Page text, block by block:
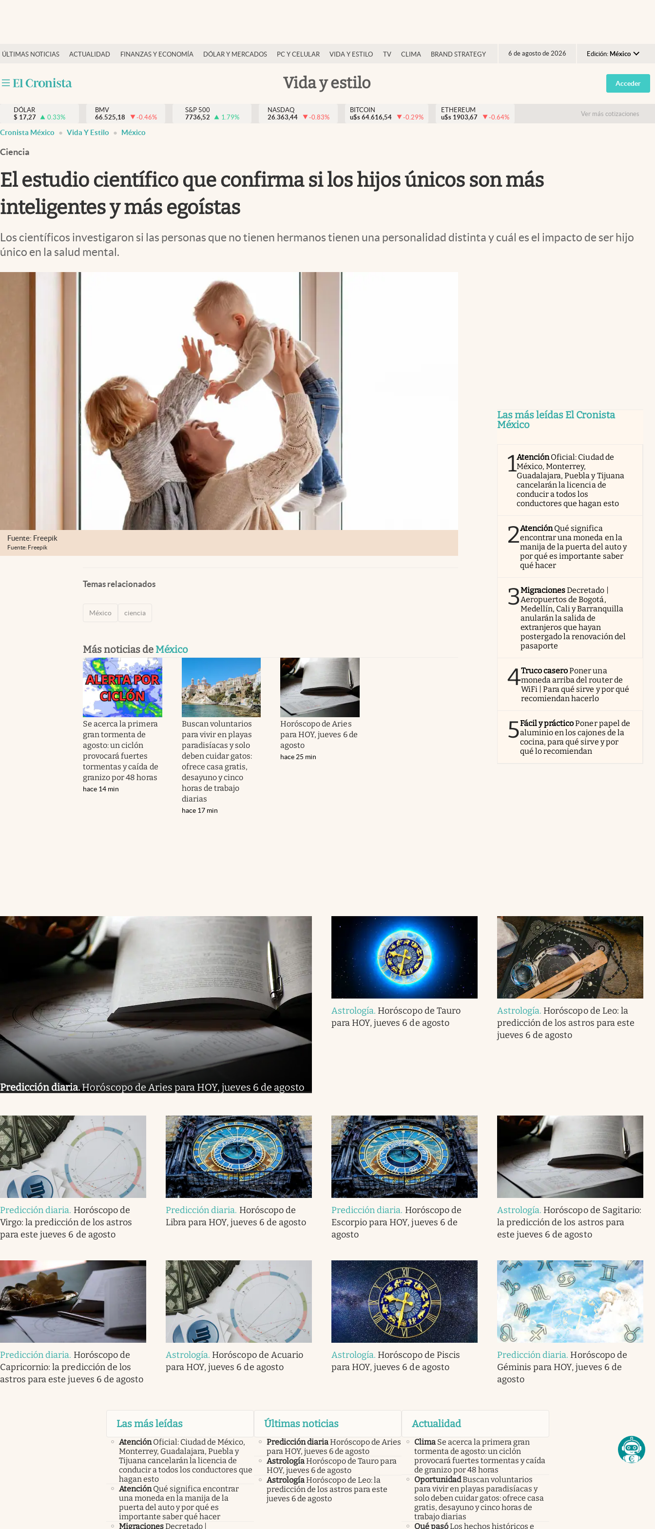
ÚLTIMAS NOTICIAS ACTUALIDAD FINANZAS Y ECONOMÍA DÓLAR Y MERCADOS PC Y CELULAR VIDA Y ESTILO TV CLIMA BRAND STRATEGY 6 de agosto de 2026 Edición: México
Argentina
España
USA
Vida y estilo
Actualidad
Internacionales
Opinión
Brand Strategy
Vida y estilo
Tv
Espiritualidad
Acceder
DÓLAR
$ 17,27 0.33%
BMV
66.525,18
-0.46%
S&P 500
7736,52
1.79%
NASDAQ
26.363,44
-0.83%
BITCOIN
u$s 64.616,54 -0.29%
ETHEREUM
u$s 1903,67 -0.64% Ver más cotizaciones
Cronista México Vida Y Estilo México
Ciencia
El estudio científico que confirma si los hijos únicos son más
inteligentes y más egoístas
Los científicos investigaron si las personas que no tienen hermanos tienen una personalidad distinta y cuál es el impacto de ser hijo
único en la salud mental.
Fuente: Freepik
Fuente: Freepik
Temas relacionados
México ciencia
Más noticias de México
Se acerca la primera
gran tormenta de
agosto: un ciclón
provocará fuertes
tormentas y caída de
granizo por 48 horas
hace 14 min
Buscan voluntarios
para vivir en playas
paradisíacas y solo
deben cuidar gatos:
ofrece casa gratis,
desayuno y cinco
horas de trabajo
diarias
hace 17 min
Horóscopo de Aries
para HOY, jueves 6 de
agosto
hace 25 min
Las más leídas El Cronista
México
1AtenciónOficial: Ciudad de
México, Monterrey,
Guadalajara, Puebla y Tijuana
cancelarán la licencia de
conducir a todos los
conductores que hagan esto
2AtenciónQué significa
encontrar una moneda en la
manija de la puerta del auto y
por qué es importante saber
qué hacer
3MigracionesDecretado |
Aeropuertos de Bogotá,
Medellín, Cali y Barranquilla
anularán la salida de
extranjeros que hayan
postergado la renovación del
pasaporte
4Truco caseroPoner una
moneda arriba del router de
WiFi | Para qué sirve y por qué
recomiendan hacerlo
5Fácil y prácticoPoner papel de
aluminio en los cajones de la
cocina, para qué sirve y por
qué lo recomiendan
Predicción diaria.Horóscopo de Aries para HOY, jueves 6 de agosto
Astrología. Horóscopo de Tauro
para HOY, jueves 6 de agosto
Astrología. Horóscopo de Leo: la
predicción de los astros para este
jueves 6 de agosto
Predicción diaria. Horóscopo de
Virgo: la predicción de los astros
para este jueves 6 de agosto
Predicción diaria. Horóscopo de
Libra para HOY, jueves 6 de agosto
Predicción diaria. Horóscopo de
Escorpio para HOY, jueves 6 de
agosto
Astrología. Horóscopo de Sagitario:
la predicción de los astros para
este jueves 6 de agosto
Predicción diaria. Horóscopo de
Capricornio: la predicción de los
astros para este jueves 6 de agosto
Astrología. Horóscopo de Acuario
para HOY, jueves 6 de agosto
Astrología. Horóscopo de Piscis
para HOY, jueves 6 de agosto
Predicción diaria. Horóscopo de
Géminis para HOY, jueves 6 de
agosto
Las más leídas
Atención Oficial: Ciudad de México,
Monterrey, Guadalajara, Puebla y
Tijuana cancelarán la licencia de
conducir a todos los conductores que
hagan esto
Atención Qué significa encontrar
una moneda en la manija de la
puerta del auto y por qué es
importante saber qué hacer
MigracionesDecretado |
Últimas noticias
Predicción diariaHoróscopo de Aries
para HOY, jueves 6 de agosto
AstrologíaHoróscopo de Tauro para
HOY, jueves 6 de agosto
AstrologíaHoróscopo de Leo: la
predicción de los astros para este
jueves 6 de agosto
Actualidad
Clima Se acerca la primera gran
tormenta de agosto: un ciclón
provocará fuertes tormentas y caída
de granizo por 48 horas
OportunidadBuscan voluntarios
para vivir en playas paradisíacas y
solo deben cuidar gatos: ofrece casa
gratis, desayuno y cinco horas de
trabajo diarias
Qué pasóLos hechos históricos e